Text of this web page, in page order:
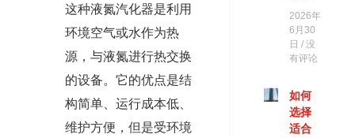
这种液氮汽化器是利用
环境空气或水作为热
源，与液氮进行热交换
的设备。它的优点是结
构简单、运行成本低、
维护方便，但是受环境
2026年
6月30
日 没
有评论
如何
选择
适合